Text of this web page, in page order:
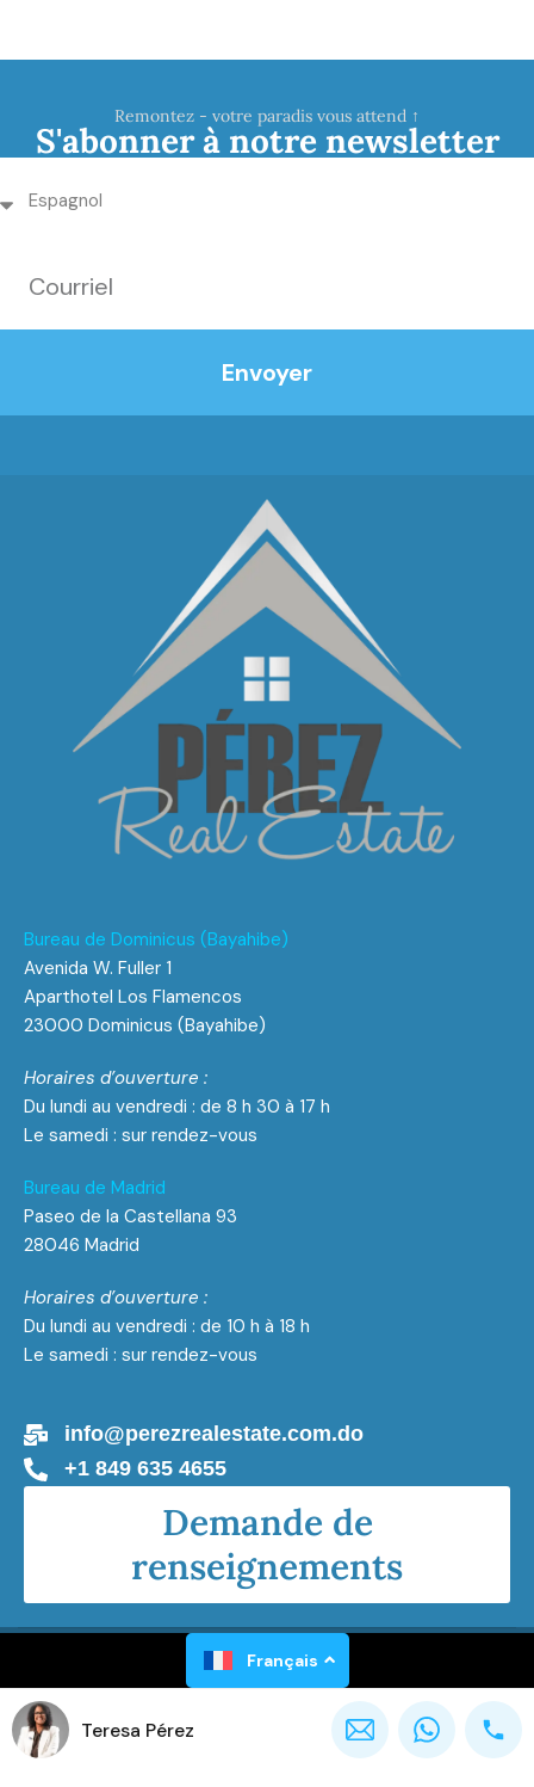
Remontez - votre paradis vous attend ↑
S'abonner à notre newsletter
Envoyer
Bureau de Dominicus (Bayahibe)
Avenida W. Fuller 1
Aparthotel Los Flamencos
23000 Dominicus (Bayahibe)
Horaires d’ouverture :
Du lundi au vendredi : de 8 h 30 à 17 h
Le samedi : sur rendez-vous
Bureau de Madrid
Paseo de la Castellana 93
28046 Madrid
Horaires d’ouverture :
Du lundi au vendredi : de 10 h à 18 h
Le samedi : sur rendez-vous
info@perezrealestate.com.do
+1 849 635 4655
Demande de
renseignements
Perez Real Estate Tous droits réservés 2026
Propulsé par Gaël Luxen
Français
Teresa Pérez